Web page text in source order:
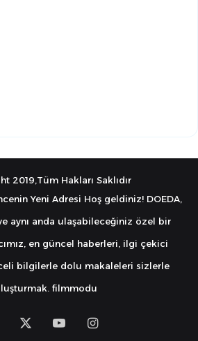
2019,Tüm Hakları Saklıdır
Yeni Adresi Hoş geldiniz! DOEDA,
aynı anda ulaşabileceğiniz özel bir
en güncel haberleri, ilgi çekici
bilgilerle dolu makaleleri sizlerle
filmmodu
YouTubeInstagram